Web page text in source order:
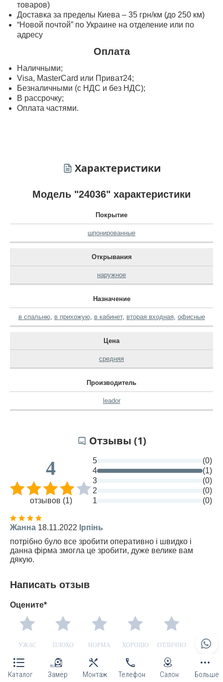
Каталог Замер Монтаж Телефон Салон Больше
товаров)
Доставка за пределы Киева – 35 грн/км (до 250 км)
“Новой почтой” по Украине на отделение или по
адресу
Оплата
Наличными;
Visa, MasterСard или Приват24;
Безналичными (с НДС и без НДС);
В рассрочку;
Оплата частями.
Характеристики
Модель "24036" характеристики
Покрытие
шпонированные
Открывания
наружное
Назначение
в спальню, в прихожую, в кабинет, вторая входная, офисные
Цена
средняя
Производитель
leador
Отзывы (1)
4
отзывов (1)
5
(0)
4
(1)
3
(0)
2
(0)
1
(0)
Жанна 18.11.2022 Ірпінь
потрібно було все зробити оперативно і швидко і
данна фірма змогла це зробити, дуже велике вам
дякую.
Написать отзыв
Оцените*
УЖАС ПЛОХО НОРМА ХОРОШО ОТЛИЧНО
ГАРАНТИЯ